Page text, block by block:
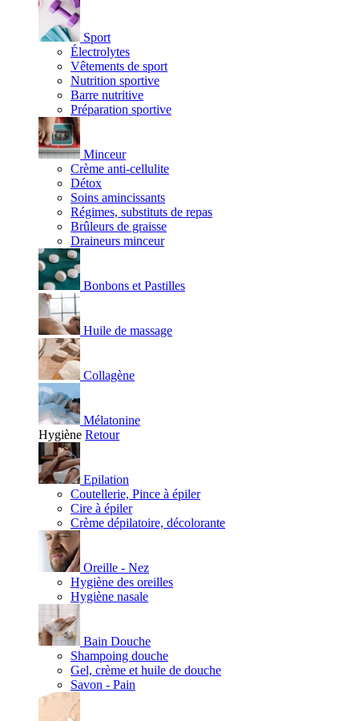
Sport
Électrolytes
Vêtements de sport
Nutrition sportive
Barre nutritive
Préparation sportive
Minceur
Crème anti-cellulite
Détox
Soins amincissants
Régimes, substituts de repas
Brûleurs de graisse
Draineurs minceur
Bonbons et Pastilles
Huile de massage
Collagène
Mélatonine
Hygiène Retour
Epilation
Coutellerie, Pince à épiler
Cire à épiler
Crème dépilatoire, décolorante
Oreille - Nez
Hygiène des oreilles
Hygiène nasale
Bain Douche
Shampoing douche
Gel, crème et huile de douche
Savon - Pain